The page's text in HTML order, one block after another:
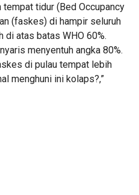
tidur (Bed Occupancy
(faskes) di hampir seluruh
di atas batas WHO 60%.
menyentuh angka 80%.
di pulau tempat lebih
menghuni ini kolaps?,”